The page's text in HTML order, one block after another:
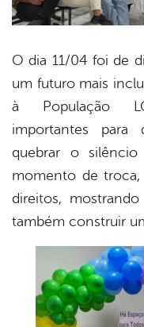
O dia 11/04 foi de
um futuro mais
à População
importantes para
quebrar o
momento de troca,
direitos,
também construir